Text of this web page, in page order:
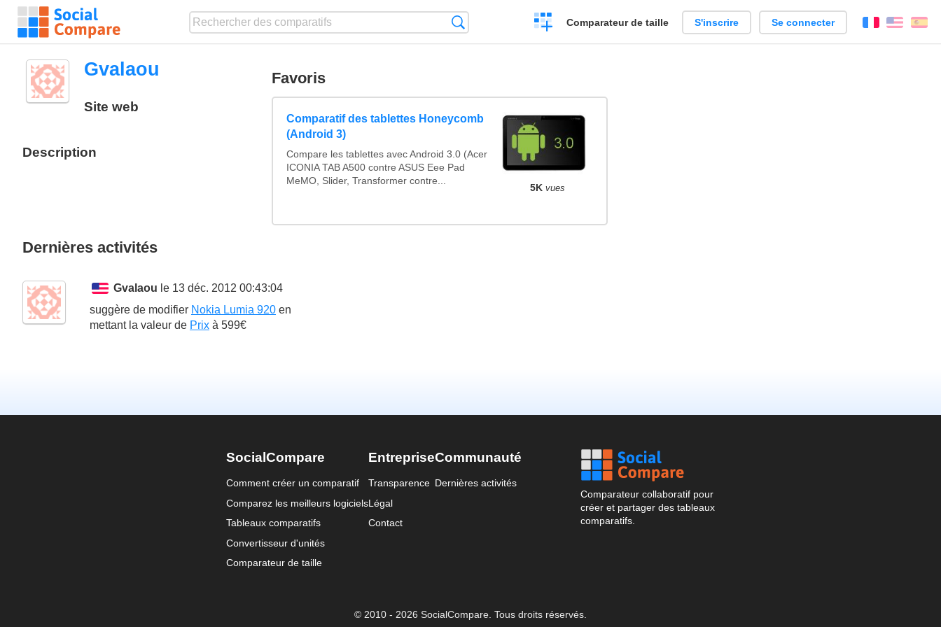
Créer
un
Comparateur de taille S'inscrire Se connecter FrançaisEnglish
Gvalaou
Site web
Description
Favoris
Comparatif des tablettes Honeycomb
(Android 3)
Compare les tablettes avec Android 3.0 (Acer
ICONIA TAB A500 contre ASUS Eee Pad
MeMO, Slider, Transformer contre...
5K vues
Dernières activités
Gvalaou le 13 déc. 2012 00:43:04
suggère de modifier Nokia Lumia 920 en
mettant la valeur de Prix à 599€
SocialCompare
Comment créer un comparatif
Comparez les meilleurs logiciels
Tableaux comparatifs
Convertisseur d'unités
Comparateur de taille
Entreprise
Transparence
Légal
Contact
Communauté
Dernières activités
Comparateur collaboratif pour
créer et partager des tableaux
comparatifs.
© 2010 - 2026 SocialCompare. Tous droits réservés.